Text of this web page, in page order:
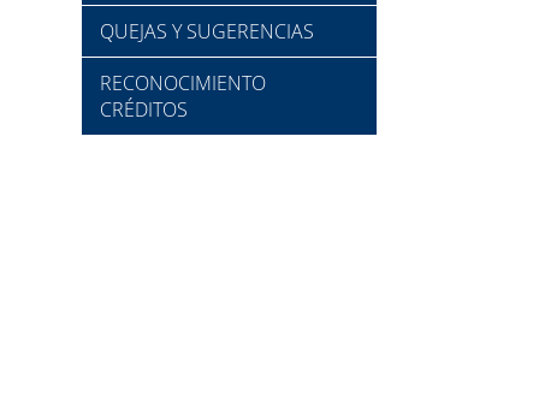
QUEJAS Y SUGERENCIAS
RECONOCIMIENTO
CRÉDITOS